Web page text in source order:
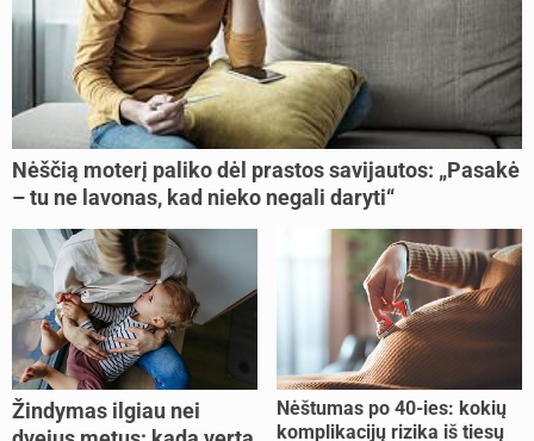
Nėščią moterį paliko dėl prastos savijautos: „Pasakė
– tu ne lavonas, kad nieko negali daryti“
Žindymas ilgiau nei
Nėštumas po 40-ies: kokių
komplikacijų rizika iš tiesų